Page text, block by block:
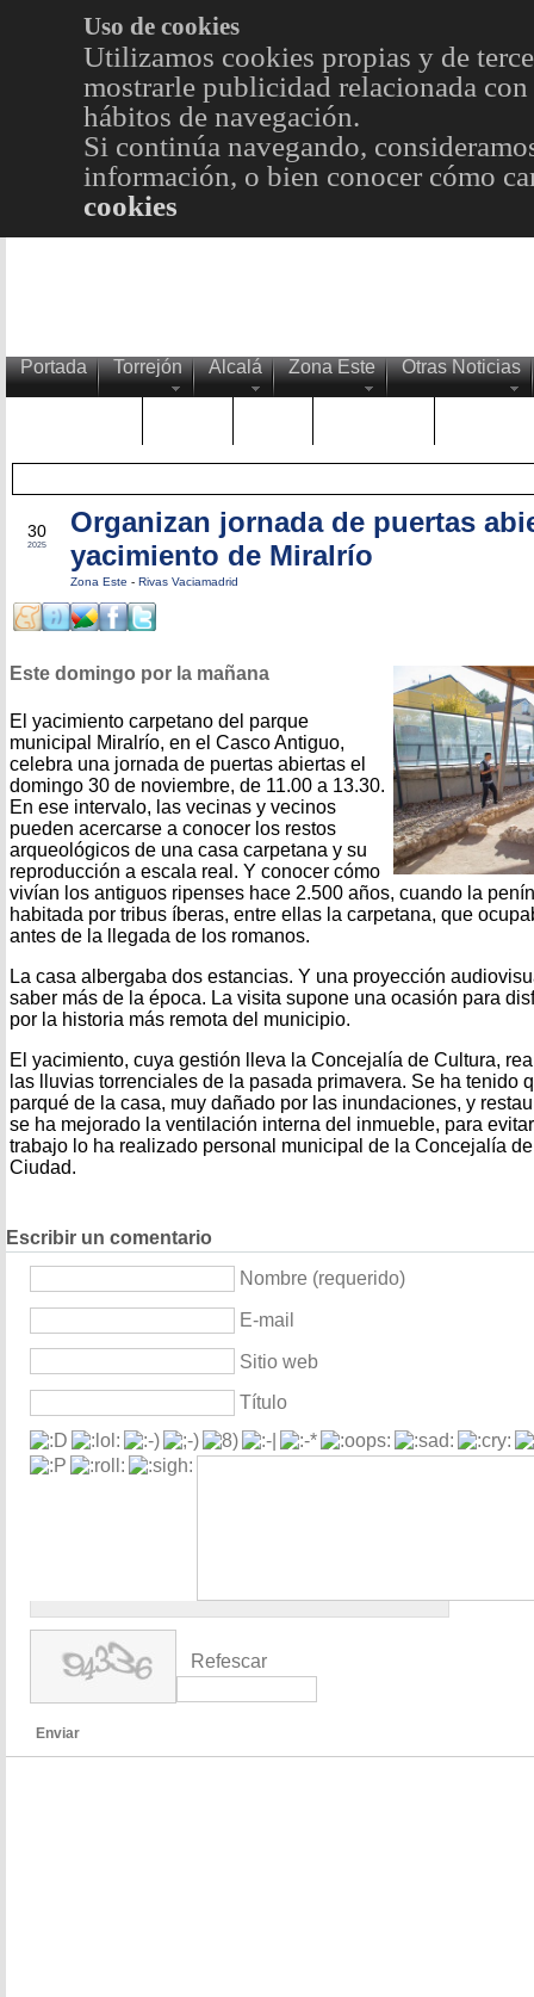
Uso de cookies
Utilizamos cookies propias y de
mostrarle publicidad relacionada
hábitos de navegación.
Si continúa navegando,
información, o bien conocer cómo
cookies
Portada Torrejón Alcalá Zona Este Otras Noticias
30
2025
Organizan jornada de puertas
yacimiento de Miralrío
Zona Este - Rivas Vaciamadrid
Este domingo por la mañana
El yacimiento carpetano del parque
municipal Miralrío, en el Casco Antiguo,
celebra una jornada de puertas abiertas el
domingo 30 de noviembre, de 11.00 a 13.30.
En ese intervalo, las vecinas y vecinos
pueden acercarse a conocer los restos
arqueológicos de una casa carpetana y su
reproducción a escala real. Y conocer cómo
vivían los antiguos ripenses hace 2.500 años, cuando la
habitada por tribus íberas, entre ellas la carpetana, que
antes de la llegada de los romanos.
La casa albergaba dos estancias. Y una proyección
saber más de la época. La visita supone una ocasión para
por la historia más remota del municipio.
El yacimiento, cuya gestión lleva la Concejalía de Cultura,
las lluvias torrenciales de la pasada primavera. Se ha tenido
parqué de la casa, muy dañado por las inundaciones, y
se ha mejorado la ventilación interna del inmueble, para
trabajo lo ha realizado personal municipal de la Concejalía
Ciudad.
Escribir un comentario
Nombre (requerido)
E-mail
Sitio web
Título
Refescar
Enviar